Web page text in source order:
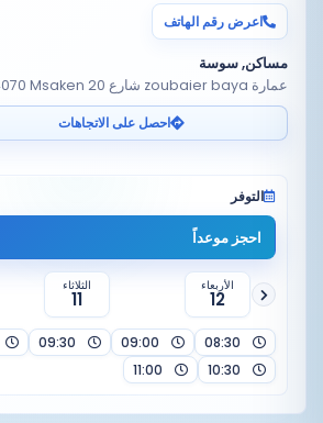
اعرض رقم الهاتف
مساكن, سوسة
عمارة zoubaier baya شارع 20 Mars 4070 Msaken
احصل على الاتجاهات
التوفر
احجز موعداً
الأربعاء
12
الثلاثاء
11